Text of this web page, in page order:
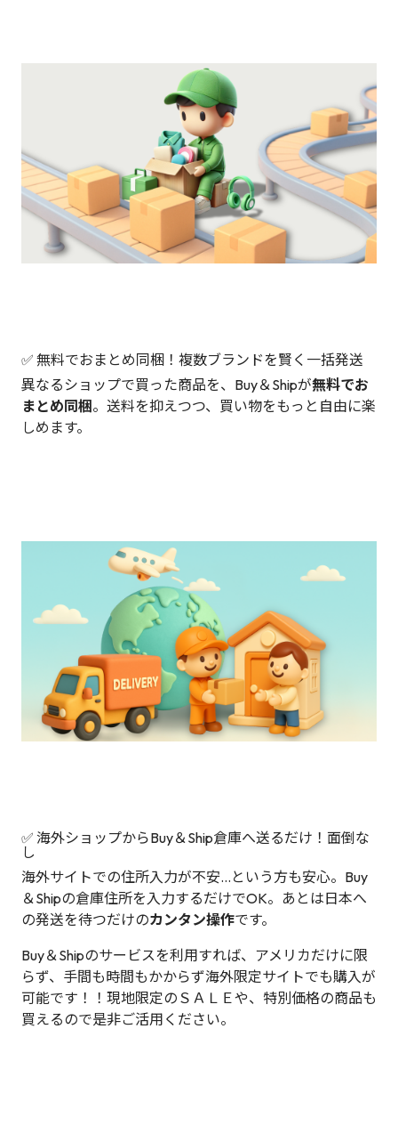
✅ 無料でおまとめ同梱！複数ブランドを賢く一括発送
異なるショップで買った商品を、Buy＆Shipが無料でお
まとめ同梱。送料を抑えつつ、買い物をもっと自由に楽
しめます。
✅ 海外ショップからBuy＆Ship倉庫へ送るだけ！面倒な
し
海外サイトでの住所入力が不安…という方も安心。Buy
＆Shipの倉庫住所を入力するだけでOK。あとは日本へ
の発送を待つだけのカンタン操作です。
Buy＆Shipのサービスを利用すれば、アメリカだけに限
らず、手間も時間もかからず海外限定サイトでも購入が
可能です！！現地限定のＳＡＬＥや、特別価格の商品も
買えるので是非ご活用ください。